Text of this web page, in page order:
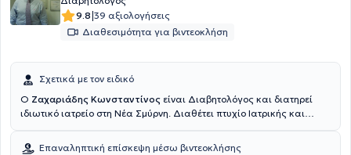
9.8|39 αξιολογήσεις
Διαθεσιμότητα για βιντεοκλήση
Σχετικά με τον ειδικό
Ο Ζαχαριάδης Κωνσταντίνος είναι Διαβητολόγος και διατηρεί
ιδιωτικό ιατρείο στη Νέα Σμύρνη. Διαθέτει πτυχίο Ιατρικής και
ειδικευτεί στην γενική ιατρική στο Γενικό Κρατικό Νοσοκομείο
Επαναληπτική επίσκεψη μέσω βιντεοκλήσης